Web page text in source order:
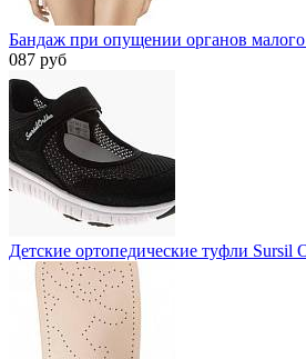
Бандаж при опущении органов
087 руб
Детские ортопедические туфли Sursil